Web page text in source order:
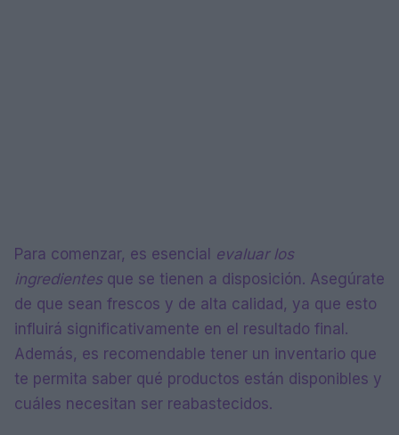
Para comenzar, es esencial evaluar los
ingredientesque se tienen a disposición. Asegúrate
de que sean frescos y de alta calidad, ya que esto
influirá significativamente en el resultado final.
Además, es recomendable tener un inventario que
te permita saber qué productos están disponibles y
cuáles necesitan ser reabastecidos.